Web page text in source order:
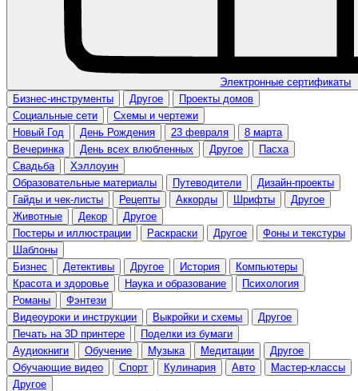
Электронные сертификаты
Бизнес-инструменты
Другое
Проекты домов
Социальные сети
Схемы и чертежи
Новый Год
День Рождения 23 февраля
8 марта
Вечеринка
День всех влюбленных Другое
Пасха
Свадьба
Хэллоуин
Образовательные материалы
Путеводители
Дизайн-проекты
Гайды и чек-листы
Рецепты Аккорды Шрифты
Другое
Животные
Декор
Другое
Постеры и иллюстрации
Раскраски Другое
Фоны и текстуры
Шаблоны
Бизнес
Детективы Другое История
Компьютеры
Красота и здоровье
Наука и образование
Психология
Романы
Фэнтези
Видеоуроки и инструкции
Выкройки и схемы
Другое
Печать на 3D принтере
Поделки из бумаги
Аудиокниги
Обучение Музыка Медитации
Другое
Обучающие видео
Спорт Кулинария Авто
Мастер-классы
Другое